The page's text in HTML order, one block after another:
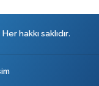
hakkı saklıdır.